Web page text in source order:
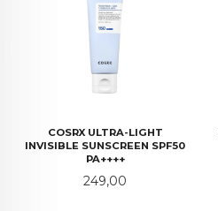
COSRX ULTRA-LIGHT
INVISIBLE SUNSCREEN SPF50
PA++++
Pris
249,00